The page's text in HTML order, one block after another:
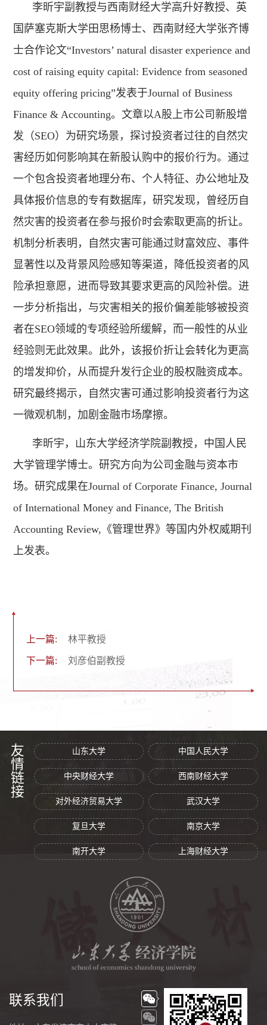
李昕宇副教授与西南财经大学高升好教授、英
国萨塞克斯大学田思杨博士、西南财经大学张齐博
士合作论文“Investors’ natural disaster experience and
cost of raising equity capital: Evidence from seasoned
equity offering pricing”发表于Journal of Business
Finance & Accounting。文章以A股上市公司新股增
发（SEO）为研究场景，探讨投资者过往的自然灾
害经历如何影响其在新股认购中的报价行为。通过
一个包含投资者地理分布、个人特征、办公地址及
具体报价信息的专有数据库，研究发现，曾经历自
然灾害的投资者在参与报价时会索取更高的折让。
机制分析表明，自然灾害可能通过财富效应、事件
显著性以及背景风险感知等渠道，降低投资者的风
险承担意愿，进而导致其要求更高的风险补偿。进
一步分析指出，与灾害相关的报价偏差能够被投资
者在SEO领域的专项经验所缓解，而一般性的从业
经验则无此效果。此外，该报价折让会转化为更高
的增发抑价，从而提升发行企业的股权融资成本。
研究最终揭示，自然灾害可通过影响投资者行为这
一微观机制，加剧金融市场摩擦。
李昕宇，山东大学经济学院副教授，中国人民
大学管理学博士。研究方向为公司金融与资本市
场。研究成果在Journal of Corporate Finance, Journal
of International Money and Finance, The British
Accounting Review,《管理世界》等国内外权威期刊
上发表。
上一篇: 林平教授
下一篇: 刘彦伯副教授
友情链接 山东大学 中国人民大学
中央财经大学 西南财经大学
对外经济贸易大学 武汉大学
复旦大学 南京大学
南开大学 上海财经大学
联系我们